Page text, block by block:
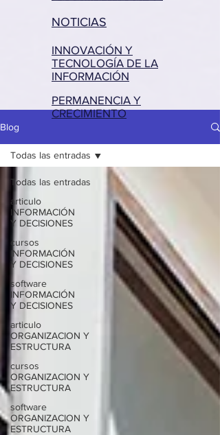
Blog
Todas las entradas
articulo
INFORMACIÓN
Y DECISIONES
cursos
INFORMACIÓN
Y DECISIONES
software
INFORMACIÓN
Y DECISIONES
articulo
ORGANIZACION Y
ESTRUCTURA
cursos
ORGANIZACION Y
ESTRUCTURA
software
ORGANIZACION Y
ESTRUCTURA
Todas las entradas
NOTICIAS
INNOVACIÓN Y
TECNOLOGÍA DE LA
INFORMACIÓN
PERMANENCIA Y
CRECIMIENTO